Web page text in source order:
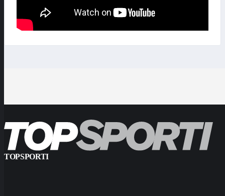
TOPSPORTI